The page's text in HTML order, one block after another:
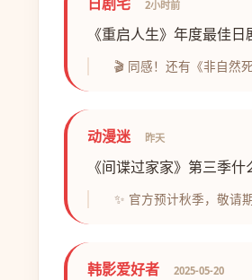
2小时前
《重启人生》年度最佳
🎬 同感！还有《非自然
动漫迷 昨天
《间谍过家家》第三季
✨ 官方预计秋季，敬请
韩影爱好者 2025-05-20